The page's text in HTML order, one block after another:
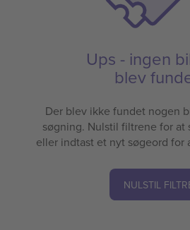
Ups - ingen
blev
Der blev ikke fundet nogen
søgning. Nulstil filtrene for at
eller indtast et nyt søgeord for
NULSTIL